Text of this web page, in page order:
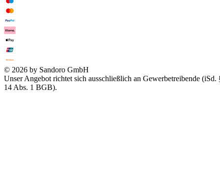
© 2026 by Sandoro GmbH
Unser Angebot richtet sich ausschließlich an Gewerbetreibende (iSd.
14 Abs. 1 BGB).